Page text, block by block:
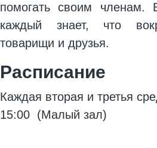
помогать своим членам.
каждый знает, что
товарищи и друзья.
Расписание
Каждая вторая и третья
15:00 (Малый зал)